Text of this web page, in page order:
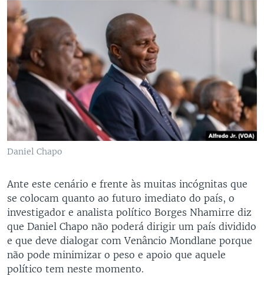
Daniel Chapo
Ante este cenário e frente às muitas incógnitas que
se colocam quanto ao futuro imediato do país, o
investigador e analista político Borges Nhamirre diz
que Daniel Chapo não poderá dirigir um país dividido
e que deve dialogar com Venâncio Mondlane porque
não pode minimizar o peso e apoio que aquele
político tem neste momento.